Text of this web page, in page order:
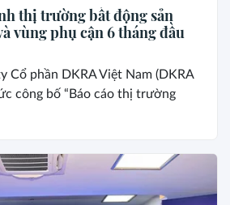
thị trường bất động sản
vùng phụ cận 6 tháng đầu
Cổ phần DKRA Việt Nam (DKRA
công bố “Báo cáo thị trường